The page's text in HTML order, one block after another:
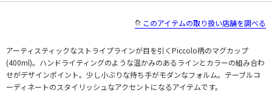
このアイテムの取り扱い店舗を調べる
アーティスティックなストライプラインが目を引くPiccolo柄のマグカップ
(400ml)。ハンドライティングのような温かみのあるラインとカラーの組み合わ
せがデザインポイント。少し小ぶりな持ち手がモダンなフォルム。テーブルコ
ーディネートのスタイリッシュなアクセントになるアイテムです。